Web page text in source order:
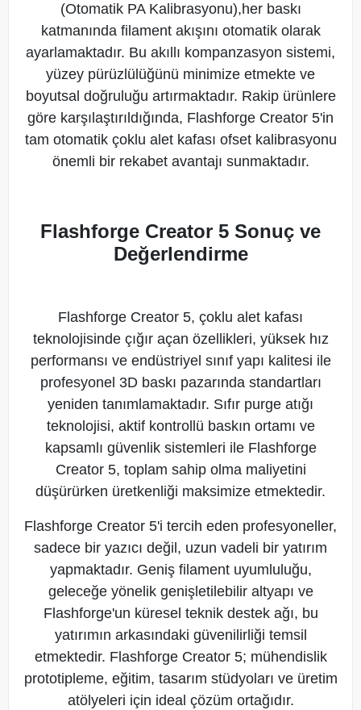
(Otomatik PA Kalibrasyonu),her baskı
katmanında filament akışını otomatik olarak
ayarlamaktadır. Bu akıllı kompanzasyon sistemi,
yüzey pürüzlülüğünü minimize etmekte ve
boyutsal doğruluğu artırmaktadır. Rakip ürünlere
göre karşılaştırıldığında, Flashforge Creator 5'in
tam otomatik çoklu alet kafası ofset kalibrasyonu
önemli bir rekabet avantajı sunmaktadır.
Flashforge Creator 5 Sonuç ve
Değerlendirme
Flashforge Creator 5, çoklu alet kafası
teknolojisinde çığır açan özellikleri, yüksek hız
performansı ve endüstriyel sınıf yapı kalitesi ile
profesyonel 3D baskı pazarında standartları
yeniden tanımlamaktadır. Sıfır purge atığı
teknolojisi, aktif kontrollü baskın ortamı ve
kapsamlı güvenlik sistemleri ile Flashforge
Creator 5, toplam sahip olma maliyetini
düşürürken üretkenliği maksimize etmektedir.
Flashforge Creator 5'i tercih eden profesyoneller,
sadece bir yazıcı değil, uzun vadeli bir yatırım
yapmaktadır. Geniş filament uyumluluğu,
geleceğe yönelik genişletilebilir altyapı ve
Flashforge'un küresel teknik destek ağı, bu
yatırımın arkasındaki güvenilirliği temsil
etmektedir. Flashforge Creator 5; mühendislik
prototipleme, eğitim, tasarım stüdyoları ve üretim
atölyeleri için ideal çözüm ortağıdır.